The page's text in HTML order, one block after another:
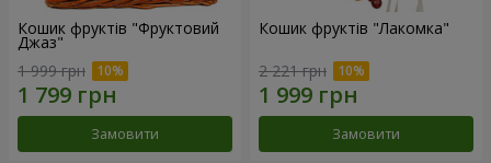
Кошик фруктів "Фруктовий
Джаз"
1 999 грн
Замовити
Кошик фруктів "Лакомка"
2 221 грн
Замовити